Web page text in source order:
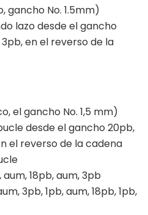
gancho No. 1.5mm)
lazo desde el gancho
en el reverso de la
el gancho No. 1,5 mm)
desde el gancho 20pb,
el reverso de la cadena
aum, 18pb, aum, 3pb
3pb, 1pb, aum, 18pb, 1pb,